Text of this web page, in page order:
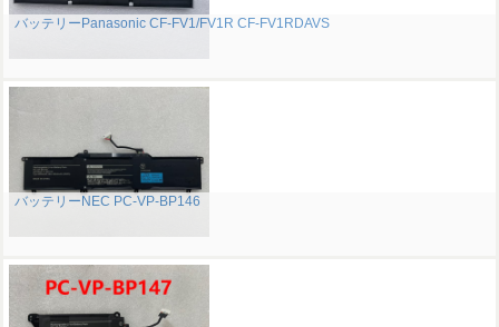
バッテリーPanasonic CF-FV1/FV1R CF-FV1RDAVS
バッテリーNEC PC-VP-BP146